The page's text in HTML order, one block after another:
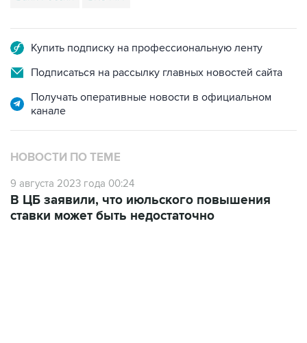
Подписаться на рассылку главных новостей сайта
Получать оперативные новости в официальном
НОВОСТИ ПО ТЕМЕ
9 августа 2023 года 00:24
ставки может быть недостаточно